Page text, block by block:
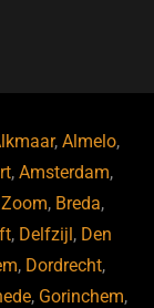
,Almelo,
,Amsterdam,
, Breda,
, Delfzijl, Den
, Dordrecht,
, Gorinchem,